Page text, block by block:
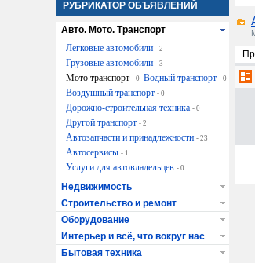
РУБРИКАТОР ОБЪЯВЛЕНИЙ
Авто. Мото. Транспорт
Легковые автомобили - 2
Грузовые автомобили - 3
Мото транспорт - 0 Водный транспорт - 0
Воздушный транспорт - 0
Дорожно-строительная техника - 0
Другой транспорт - 2
Автозапчасти и принадлежности - 23
Автосервисы - 1
Услуги для автовладельцев - 0
Недвижимость
Строительство и ремонт
Оборудование
Интерьер и всё, что вокруг нас
Бытовая техника